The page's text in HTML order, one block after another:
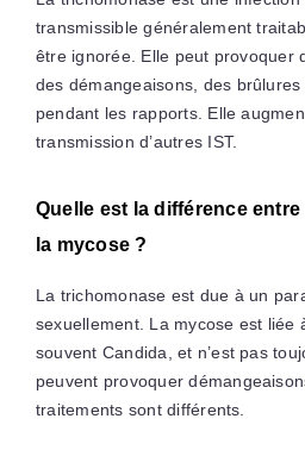
transmissible généralement
être ignorée. Elle peut provoquer
des démangeaisons, des
pendant les rapports. Elle
transmission d’autres IST.
Quelle est la différence
la mycose ?
La trichomonase est due à un
sexuellement. La mycose est liée
souvent Candida, et n’est pas
peuvent provoquer
traitements sont différents.